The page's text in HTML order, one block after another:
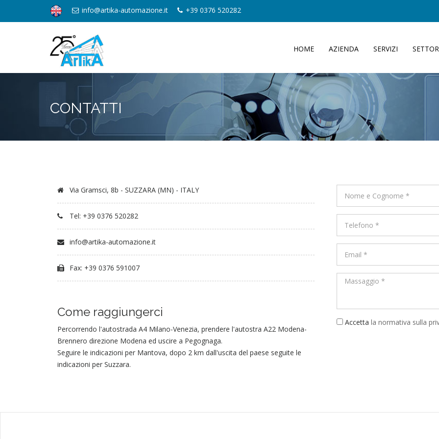
info@artika-automazione.it +39 0376 520282
HOME AZIENDA SERVIZI
CONTATTI
Via Gramsci, 8b - SUZZARA (MN) - ITALY
Tel: +39 0376 520282
info@artika-automazione.it
Fax: +39 0376 591007
Come raggiungerci
Percorrendo l'autostrada A4 Milano-Venezia, prendere l'autostra A22 Modena-
Brennero direzione Modena ed uscire a Pegognaga.
Seguire le indicazioni per Mantova, dopo 2 km dall'uscita del paese seguite le
indicazioni per Suzzara.
Accetta la normativa sulla